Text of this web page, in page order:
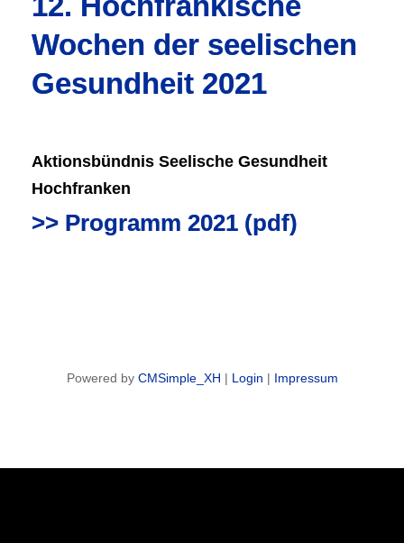
Wochen der seelischen
Gesundheit 2021
Aktionsbündnis Seelische Gesundheit
Hochfranken
>> Programm 2021 (pdf)
Powered by CMSimple_XH | Login | Impressum